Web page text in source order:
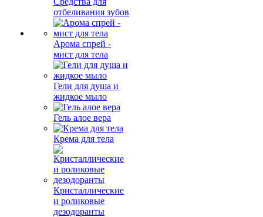
отбеливания зубов
Арома спрей -
мист для тела
Гели для душа и
жидкое мыло
Гель алое вера
Крема для тела
Кристаллические
и роликовые
дезодоранты